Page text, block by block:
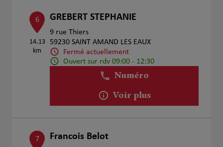
6
14.13
km
GREBERT STEPHANIE
9 rue Thiers
59230 SAINT AMAND LES EAUX
Fermé actuellement
Ouvert sur rdv 09:00 - 12:30
Numéro
Voir plus
7 Francois Belot